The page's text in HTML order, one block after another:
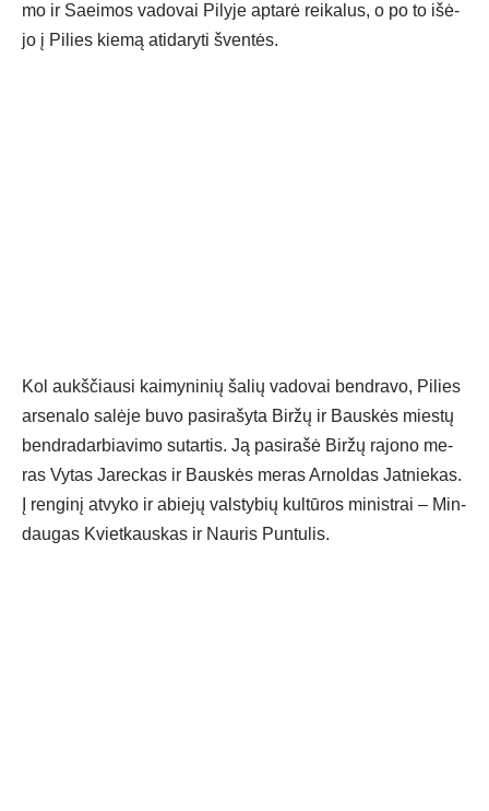
mo ir Saei­mos va­do­vai Pi­ly­je ap­ta­rė rei­ka­lus, o po to išė­
jo į Pi­lies kie­mą ati­da­ry­ti šven­tės.
Kol aukš­čiau­si kai­my­ni­nių ša­lių va­do­vai bend­ra­vo, Pi­lies
ar­se­na­lo sa­lė­je bu­vo pa­si­ra­šy­ta Bir­žų ir Baus­kės mies­tų
bend­ra­dar­bia­vi­mo su­tar­tis. Ją pa­si­ra­šė Bir­žų ra­jo­no me­
ras Vy­tas Ja­rec­kas ir Baus­kės me­ras Ar­nol­das Jat­nie­kas.
Į ren­gi­nį at­vy­ko ir abie­jų vals­ty­bių kul­tū­ros mi­nist­rai – Min­
dau­gas Kviet­kaus­kas ir Nau­ris Pun­tu­lis.